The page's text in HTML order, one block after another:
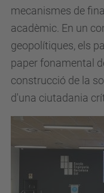
mecanismes de
acadèmic. En un
geopolítiques, els
paper fonamental
construcció de la
d'una ciutadania